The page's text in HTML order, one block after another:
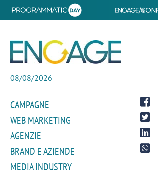
08/08/2026
CAMPAGNE
WEB MARKETING
AGENZIE
BRAND E AZIENDE
MEDIA INDUSTRY